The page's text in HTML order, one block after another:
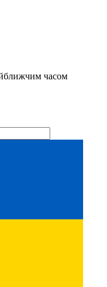
часом